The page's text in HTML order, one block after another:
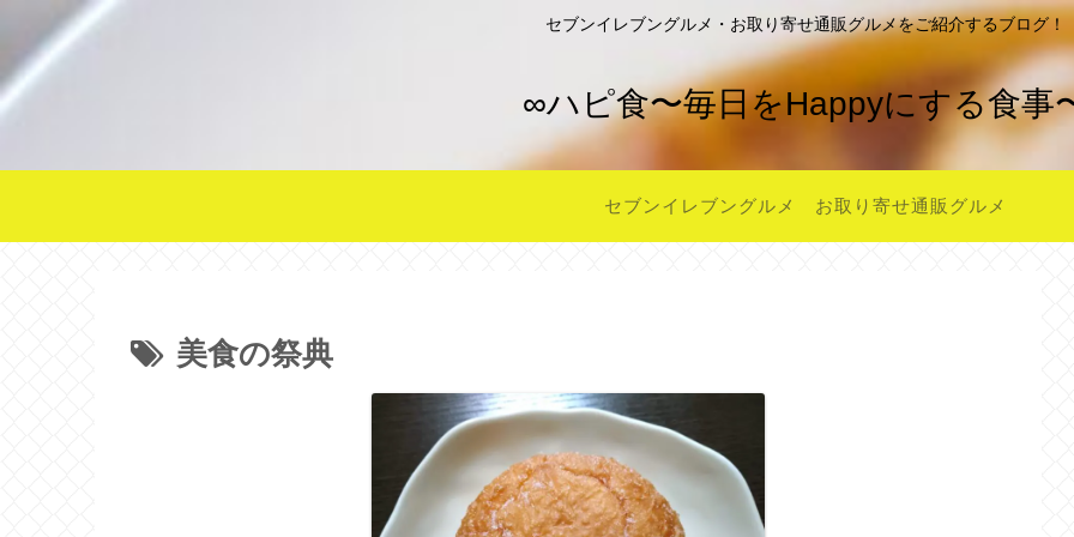
セブンイレブングルメ・お取り寄せ通販グルメをご紹介するブログ！
∞ハピ食〜毎日をHappyにする食事
セブンイレブングルメ お取り寄せ通販グルメ
美食の祭典